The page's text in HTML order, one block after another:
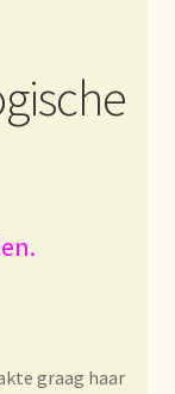
thé !
graag haar